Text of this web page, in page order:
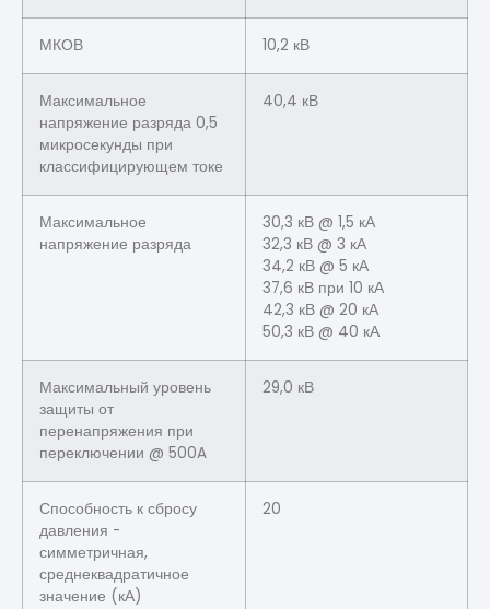
МКОВ 10,2 кВ
Максимальное
напряжение разряда 0,5
микросекунды при
классифицирующем токе
40,4 кВ
Максимальное
напряжение разряда
30,3 кВ @ 1,5 кА
32,3 кВ @ 3 кА
34,2 кВ @ 5 кА
37,6 кВ при 10 кА
42,3 кВ @ 20 кА
50,3 кВ @ 40 кА
Максимальный уровень
защиты от
перенапряжения при
переключении @ 500A
29,0 кВ
Способность к сбросу
давления -
симметричная,
среднеквадратичное
значение (кА)
20